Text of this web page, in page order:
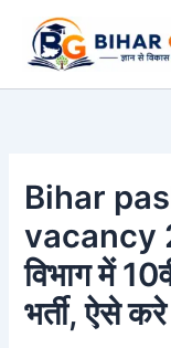
content
Bihar
vacancy
विभाग में
भर्ती, ऐसे